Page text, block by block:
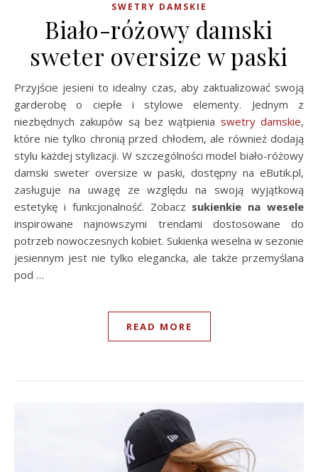
SWETRY DAMSKIE
Biało-różowy damski
sweter oversize w paski
Przyjście jesieni to idealny czas, aby zaktualizować swoją
garderobę o ciepłe i stylowe elementy. Jednym z
niezbędnych zakupów są bez wątpienia swetry damskie,
które nie tylko chronią przed chłodem, ale również dodają
stylu każdej stylizacji. W szczególności model biało-różowy
damski sweter oversize w paski, dostępny na eButik.pl,
zasługuje na uwagę ze względu na swoją wyjątkową
estetykę i funkcjonalność. Zobacz sukienkie na wesele
inspirowane najnowszymi trendami dostosowane do
potrzeb nowoczesnych kobiet. Sukienka weselna w sezonie
jesiennym jest nie tylko elegancka, ale także przemyślana
pod …
READ MORE